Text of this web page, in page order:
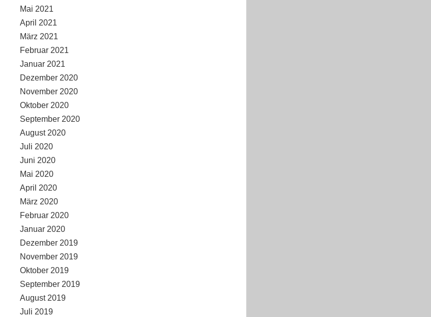
Mai 2021
April 2021
März 2021
Februar 2021
Januar 2021
Dezember 2020
November 2020
Oktober 2020
September 2020
August 2020
Juli 2020
Juni 2020
Mai 2020
April 2020
März 2020
Februar 2020
Januar 2020
Dezember 2019
November 2019
Oktober 2019
September 2019
August 2019
Juli 2019